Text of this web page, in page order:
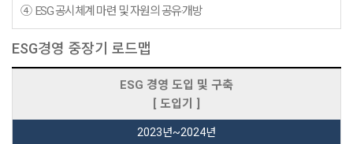
④ ESG 공시체계 마련 및 자원의 공유·개방
ESG경영 중장기 로드맵
ESG 경영 도입 및 구축
[ 도입기 ]
2023년~2024년